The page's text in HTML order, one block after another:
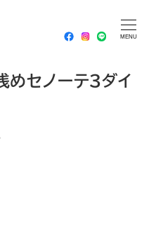
MENU
幕！浅めセノーテ３ダイブ
セノーテ３ダイ